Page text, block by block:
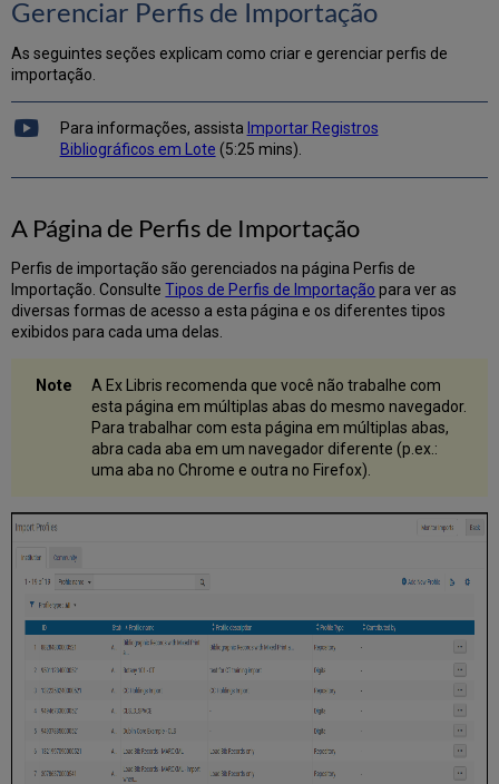
Protocolo
Importação
OAI
Criar/Editar
um
Perfil
e
Criar/Editar
um
Perfil
de
Perfil
Equivalência
Métodos
de
-
e
Exemplos
Entre
Métodos
de
Equivalência
de
035
(Identificador
Gerenciar Perfis de Importação
As seguintes seções explicam como criar e gerenciar perfis de
importação.
Para informações, assista Importar Registros
Bibliográficos em Lote (5:25 mins).
A Página de Perfis de Importação
Perfis de importação são gerenciados na página Perfis de
Importação. ConsulteTipos de Perfis de Importação para ver as
diversas formas de acesso a esta página e os diferentes tipos
exibidos para cada uma delas.
A Ex Libris recomenda que você não trabalhe com
esta página em múltiplas abas do mesmo navegador.
Para trabalhar com esta página em múltiplas abas,
abra cada aba em um navegador diferente (p.ex.:
uma aba no Chrome e outra no Firefox).